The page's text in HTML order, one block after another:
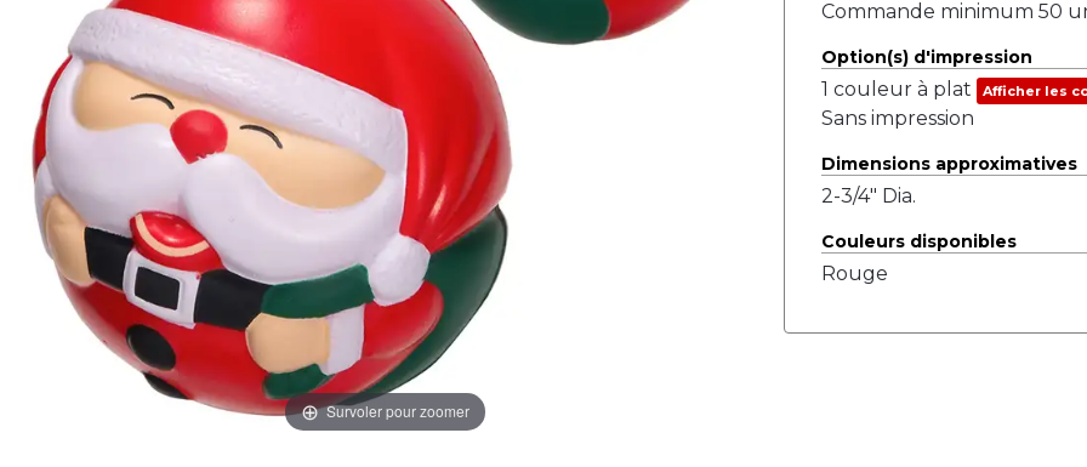
Survoler pour zoomer
Commande minimum 50
Option(s) d'impression
1 couleur à plat Afficher les
Sans impression
Dimensions approximatives
2-3/4" Dia.
Couleurs disponibles
Rouge